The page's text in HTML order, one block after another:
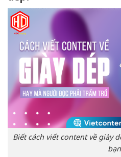
Biết cách viết content về giày
bạn